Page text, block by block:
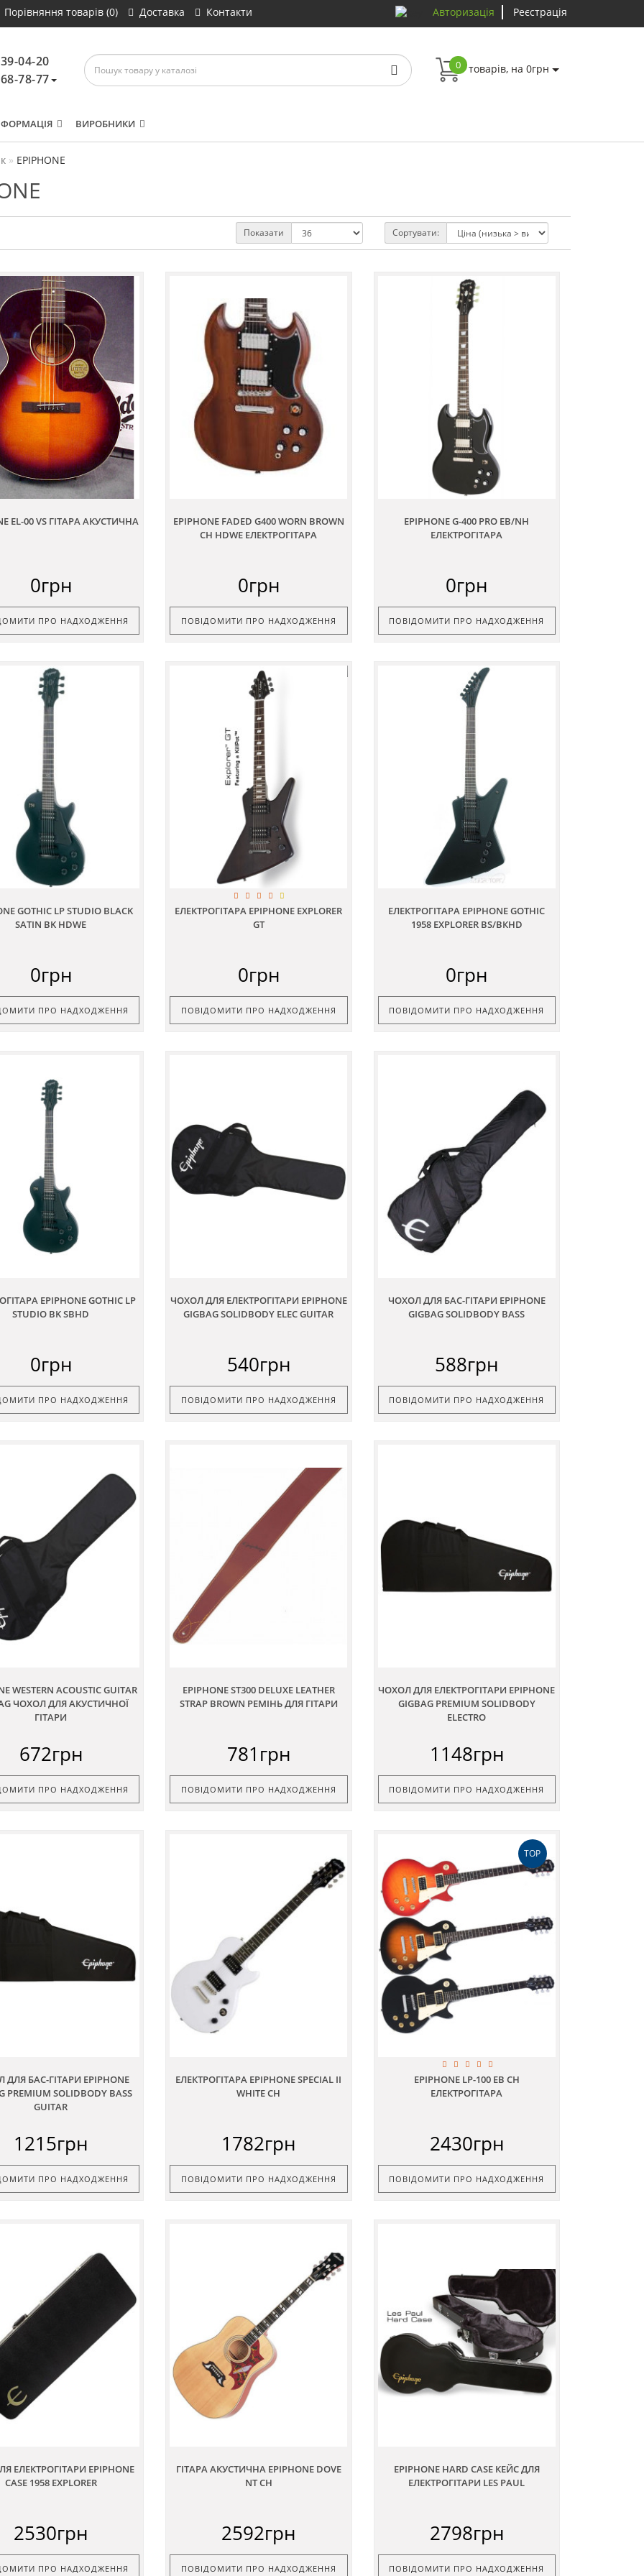
Порівняння товарів (0) Доставка Контакти Авторизація Реєстрація
04-20
78-77
0 товарів, на 0грн
ВИРОБНИКИ
EPIPHONE
Сортувати:
Показати
EL-00 VS ГІТАРА АКУСТИЧНА
0грн
ПРО НАДХОДЖЕННЯ
EPIPHONE FADED G400 WORN BROWN
CH HDWE ЕЛЕКТРОГІТАРА
0грн
ПОВІДОМИТИ ПРО НАДХОДЖЕННЯ
EPIPHONE G-400 PRO EB/NH
ЕЛЕКТРОГІТАРА
0грн
ПОВІДОМИТИ ПРО НАДХОДЖЕННЯ
GOTHIC LP STUDIO BLACK
SATIN BK HDWE
0грн
ПРО НАДХОДЖЕННЯ
ЕЛЕКТРОГІТАРА EPIPHONE EXPLORER
GT
0грн
ПОВІДОМИТИ ПРО НАДХОДЖЕННЯ
ЕЛЕКТРОГІТАРА EPIPHONE GOTHIC
1958 EXPLORER BS/BКНD
0грн
ПОВІДОМИТИ ПРО НАДХОДЖЕННЯ
EPIPHONE GOTHIC LP
STUDIO BK SBHD
0грн
ПРО НАДХОДЖЕННЯ
ЧОХОЛ ДЛЯ ЕЛЕКТРОГІТАРИ EPIPHONE
GIGBAG SOLIDBODY ELEC GUITAR
540грн
ПОВІДОМИТИ ПРО НАДХОДЖЕННЯ
ЧОХОЛ ДЛЯ БАС-ГІТАРИ EPIPHONE
GIGBAG SOLIDBODY BASS
588грн
ПОВІДОМИТИ ПРО НАДХОДЖЕННЯ
WESTERN ACOUSTIC GUITAR
ЧОХОЛ ДЛЯ АКУСТИЧНОЇ
ГІТАРИ
672грн
ПРО НАДХОДЖЕННЯ
EPIPHONE ST300 DELUXE LEATHER
STRAP BROWN РЕМІНЬ ДЛЯ ГІТАРИ
781грн
ПОВІДОМИТИ ПРО НАДХОДЖЕННЯ
ЧОХОЛ ДЛЯ ЕЛЕКТРОГІТАРИ EPIPHONE
GIGBAG PREMIUM SOLIDBODY
ELECTRO
1148грн
ПОВІДОМИТИ ПРО НАДХОДЖЕННЯ
БАС-ГІТАРИ EPIPHONE
PREMIUM SOLIDBODY BASS
GUITAR
1215грн
ПРО НАДХОДЖЕННЯ
ЕЛЕКТРОГІТАРА EPIPHONE SPECIAL II
WHITE CH
1782грн
ПОВІДОМИТИ ПРО НАДХОДЖЕННЯ
TOP
EPIPHONE LP-100 EB CH
ЕЛЕКТРОГІТАРА
2430грн
ПОВІДОМИТИ ПРО НАДХОДЖЕННЯ
ЕЛЕКТРОГІТАРИ EPIPHONE
CASE 1958 EXPLORER
2530грн
ПРО НАДХОДЖЕННЯ
ГІТАРА АКУСТИЧНА EPIPHONE DOVE
NT CH
2592грн
ПОВІДОМИТИ ПРО НАДХОДЖЕННЯ
EPIPHONE HARD CASE КЕЙС ДЛЯ
ЕЛЕКТРОГІТАРИ LES PAUL
2798грн
ПОВІДОМИТИ ПРО НАДХОДЖЕННЯ